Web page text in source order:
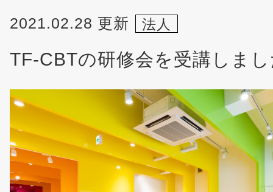
2021.02.28 更新 法人
TF-CBTの研修会を受講しま